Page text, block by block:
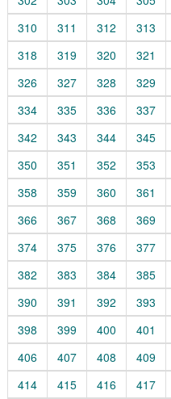
310
311 312 313
318
319 320 321
326
327 328 329
334
335 336 337
342
343 344 345
350
351 352 353
358
359 360 361
366
367 368 369
374
375 376 377
382
383 384 385
390
391 392 393
398
399 400 401
406
407 408 409
414
415 416 417